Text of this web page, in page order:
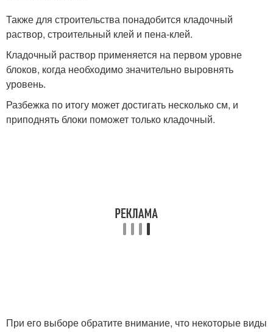
Также для строительства понадобится кладочный
раствор, строительный клей и пена-клей.
Кладочный раствор применяется на первом уровне
блоков, когда необходимо значительно выровнять
уровень.
Разбежка по итогу может достигать несколько см, и
приподнять блоки поможет только кладочный.
При его выборе обратите внимание, что некоторые виды